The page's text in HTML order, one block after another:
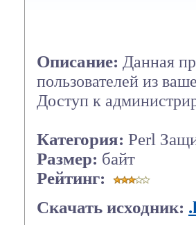
Описание: Данная
пользователей из
Доступ к
Категория: Perl
Размер: байт
Рейтинг:
Скачать исходник: